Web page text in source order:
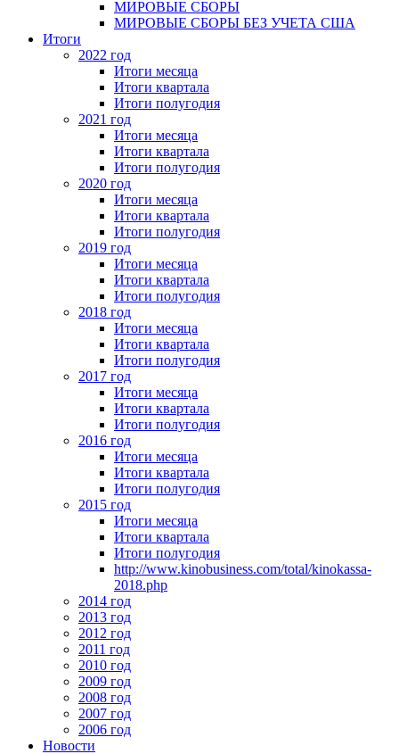
МИРОВЫЕ СБОРЫ
МИРОВЫЕ СБОРЫ БЕЗ УЧЕТА США
Итоги
2022 год
Итоги месяца
Итоги квартала
Итоги полугодия
2021 год
Итоги месяца
Итоги квартала
Итоги полугодия
2020 год
Итоги месяца
Итоги квартала
Итоги полугодия
2019 год
Итоги месяца
Итоги квартала
Итоги полугодия
2018 год
Итоги месяца
Итоги квартала
Итоги полугодия
2017 год
Итоги месяца
Итоги квартала
Итоги полугодия
2016 год
Итоги месяца
Итоги квартала
Итоги полугодия
2015 год
Итоги месяца
Итоги квартала
Итоги полугодия
http://www.kinobusiness.com/total/kinokassa-
2018.php
2014 год
2013 год
2012 год
2011 год
2010 год
2009 год
2008 год
2007 год
2006 год
Новости